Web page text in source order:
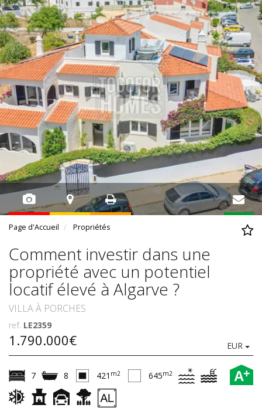
Page d'Accueil Propriétés
Comment investir dans une
propriété avec un potentiel
locatif élevé à Algarve ?
VILLA À PORCHES
ref. LE2359
1.790.000€ EUR
A+
7 8 421 m2 645m2